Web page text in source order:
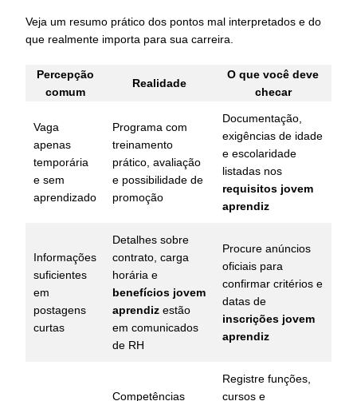
Veja um resumo prático dos pontos mal interpretados e do
que realmente importa para sua carreira.
Percepção
comum
Realidade
O que você deve
checar
Vaga
apenas
temporária
e sem
aprendizado
Programa com
treinamento
prático, avaliação
e possibilidade de
promoção
Documentação,
exigências de idade
e escolaridade
listadas nos
requisitos jovem
aprendiz
Informações
suficientes
em
postagens
curtas
Detalhes sobre
contrato, carga
horária e
benefícios jovem
aprendiz estão
em comunicados
de RH
Procure anúncios
oficiais para
confirmar critérios e
datas de
inscrições jovem
aprendiz
Competências
Registre funções,
cursos e